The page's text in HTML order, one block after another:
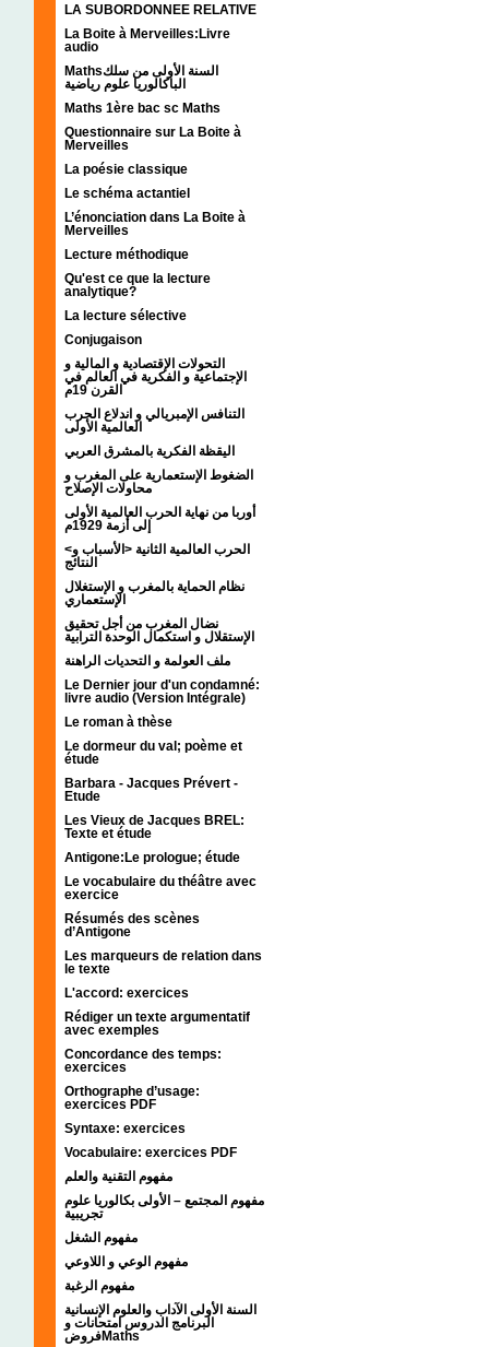
LA SUBORDONNEE RELATIVE
La Boite à Merveilles:Livre
audio
Mathsالسنة الأولى من سلك
الباكالوريا علوم رياضية
Maths 1ère bac sc Maths
Questionnaire sur La Boite à
Merveilles
La poésie classique
Le schéma actantiel
L’énonciation dans La Boite à
Merveilles
Lecture méthodique
Qu'est ce que la lecture
analytique?
La lecture sélective
Conjugaison
التحولات الإقتصادية و المالية و
الإجتماعية و الفكرية في العالم في
القرن 19م
التنافس الإمبريالي و اندلاع الحرب
العالمية الأولى
اليقظة الفكرية بالمشرق العربي
الضغوط الإستعمارية على المغرب و
محاولات الإصلاح
أوربا من نهاية الحرب العالمية الأولى
إلى أزمة 1929م
<الحرب العالمية الثانية <الأسباب و
النتائج
نظام الحماية بالمغرب و الإستغلال
الإستعماري
نضال المغرب من أجل تحقيق
الإستقلال و استكمال الوحدة الترابية
ملف العولمة و التحديات الراهنة
Le Dernier jour d'un condamné:
livre audio (Version Intégrale)
Le roman à thèse
Le dormeur du val; poème et
étude
Barbara - Jacques Prévert -
Etude
Les Vieux de Jacques BREL:
Texte et étude
Antigone:Le prologue; étude
Le vocabulaire du théâtre avec
exercice
Résumés des scènes
d’Antigone
Les marqueurs de relation dans
le texte
L'accord: exercices
Rédiger un texte argumentatif
avec exemples
Concordance des temps:
exercices
Orthographe d’usage:
exercices PDF
Syntaxe: exercices
Vocabulaire: exercices PDF
مفهوم التقنية والعلم
مفهوم المجتمع – الأولى بكالوريا علوم
تجريبية
مفهوم الشغل
مفهوم الوعي و اللاوعي
مفهوم الرغبة
السنة الأولى الآداب والعلوم الإنسانية
البرنامج الدروس امتحانات و
فروضMaths